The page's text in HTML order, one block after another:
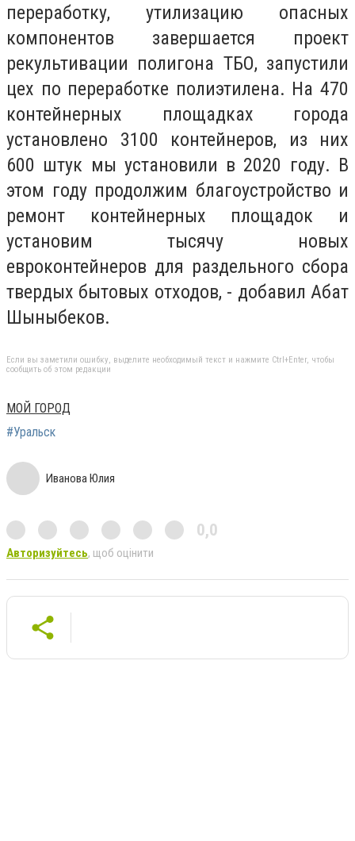
переработку, утилизацию опасных
компонентов завершается проект
рекультивации полигона ТБО, запустили
цех по переработке полиэтилена. На 470
контейнерных площадках города
установлено 3100 контейнеров, из них
600 штук мы установили в 2020 году. В
этом году продолжим благоустройство и
ремонт контейнерных площадок и
установим тысячу новых
евроконтейнеров для раздельного сбора
твердых бытовых отходов, - добавил Абат
Шыныбеков.
Если вы заметили ошибку, выделите необходимый текст и нажмите Ctrl+Enter, чтобы
сообщить об этом редакции
МОЙ ГОРОД
#Уральск
Иванова Юлия
0,0
Авторизуйтесь, щоб оцінити